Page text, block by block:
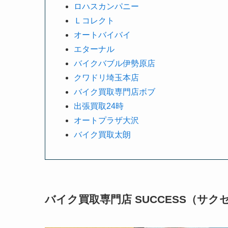
ロハスカンパニー
Ｌコレクト
オートバイバイ
エターナル
バイクバブル伊勢原店
クワドリ埼玉本店
バイク買取専門店ボブ
出張買取24時
オートプラザ大沢
バイク買取太朗
バイク買取専門店 SUCCESS（サク